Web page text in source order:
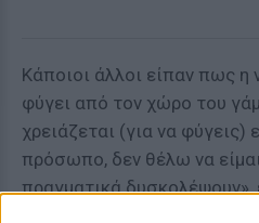
Κάποιοι άλλοι είπαν πως η
φύγει από τον χώρο του
χρειάζεται (για να φύγεις)
πρόσωπο, δεν θέλω να
πραγματικά